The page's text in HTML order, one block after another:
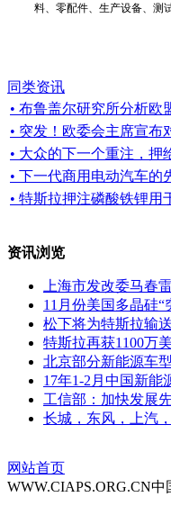
料、零配件、生产设备、测
同类资讯
• 布鲁盖尔研究所分析欧
• 突发！欧委会主席宣布
• 大众的下一个重注，押
• 下一代商用电动汽车的
• 特斯拉押注磷酸铁锂用
资讯浏览
上海市发改委马春
11月份美国多晶硅“
松下将为特斯拉输
特斯拉再获1100万
北京部分新能源车
17年1-2月中国新能
工信部：加快发展
长城，东风，上汽
网站首页
WWW.CIAPS.ORG.CN